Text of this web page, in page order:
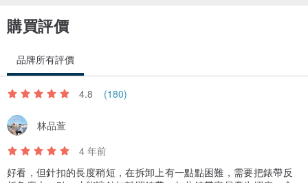
購買評價
品牌所有評價
4.8 (180)
林品萱
4 年前
好看，但針扣的長度稍短，在拆卸上有一點點困難，需要把錶帶反